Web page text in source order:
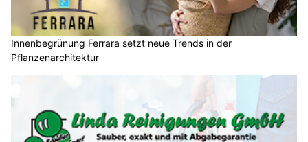
Innenbegrünung Ferrara setzt neue Trends in der
Pflanzenarchitektur